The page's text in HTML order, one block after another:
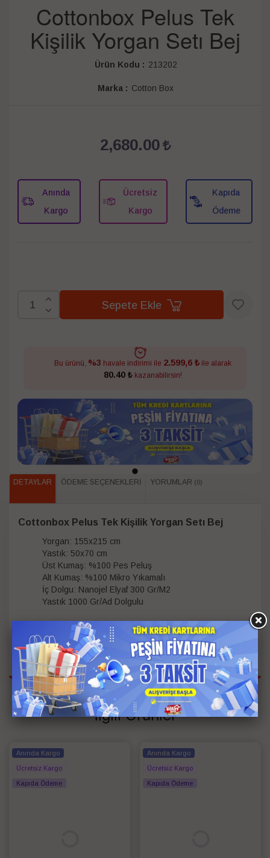
Cottonbox Pelus Tek
Kişilik Yorgan Setı Bej
Ürün Kodu : 213202
Marka : Cotton Box
2,680.00
Anında
Kargo
Ücretsiz
Kargo
Kapıda
Ödeme
Sepete Ekle
Bu ürünü, %3 havale indirimi ile 2.599,6 ₺ile alarak
80.40 ₺kazanabilirsin!
DETAYLAR ÖDEME SEÇENEKLERI YORUMLAR (0)
Cottonbox Pelus Tek Kişilik Yorgan Setı Bej
Yorgan: 155x215 cm
Yastık: 50x70 cm
Üst Kumaş: %100 Pes Peluş
Alt Kumaş: %100 Mikro Yıkamalı
İç Dolgu: Nanojel Elyaf 300 Gr/M2
Yastık 1000 Gr/Ad Dolgulu
Tek Kişilik
Renk
Bej
İlgili Ürünler
Anında Kargo
Ücretsiz Kargo
Kapıda Ödeme
Anında Kargo
Ücretsiz Kargo
Kapıda Ödeme